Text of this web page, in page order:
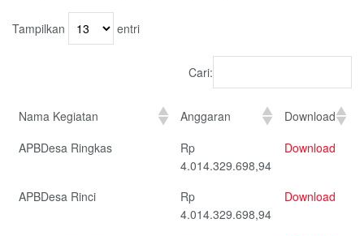
Tampilkan entri
Cari:
Nama Kegiatan Anggaran
Download
APBDesa Ringkas
Rp
4.014.329.698,94
Download
APBDesa Rinci
Rp
4.014.329.698,94
Download